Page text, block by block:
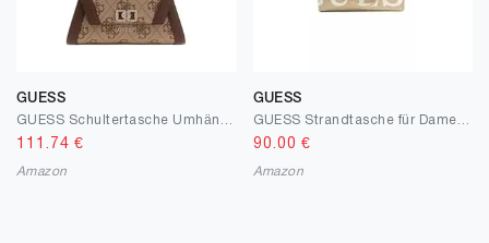
GUESS
111.74 €
Amazon
GUESS
90.00 €
Amazon